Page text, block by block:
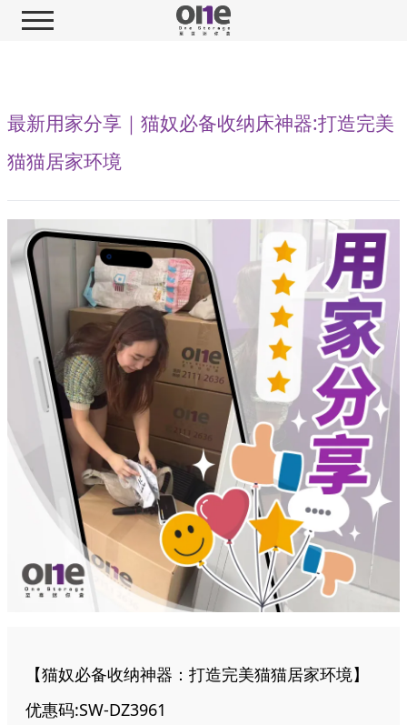
最新用家分享｜猫奴必备收纳床神器:打造完美
猫猫居家环境
【猫奴必备收纳神器：打造完美猫猫居家环境】
优惠码:SW-DZ3961